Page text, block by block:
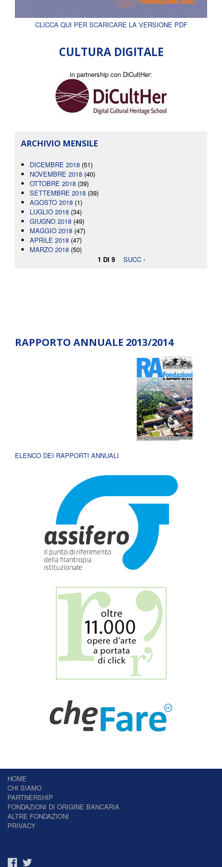
CLICCA QUI PER SCARICARE LA VERSIONE PDF
CULTURA DIGITALE
in partnership con DiCultHer:
ARCHIVIO MENSILE
DICEMBRE 2018 (51)
NOVEMBRE 2018 (40)
OTTOBRE 2018 (39)
SETTEMBRE 2018 (39)
AGOSTO 2018 (1)
LUGLIO 2018 (34)
GIUGNO 2018 (49)
MAGGIO 2018 (47)
APRILE 2018 (47)
MARZO 2018 (50)
1 DI 9
SUCC ›
RAPPORTO ANNUALE 2013/2014
ELENCO DEI RAPPORTI ANNUALI
HOME
CHI SIAMO
PARTNERSHIP
FONDAZIONI DI ORIGINE BANCARIA
ALTRE FONDAZIONI
PRIVACY